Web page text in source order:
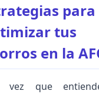
para
tus
en la
vez que